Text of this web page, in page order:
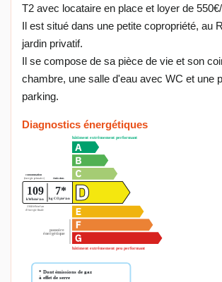
T2 avec locataire en place et loyer de
Il est situé dans une petite copropriété, au
jardin privatif.
Il se compose de sa pièce de vie et son
chambre, une salle d'eau avec WC et une
parking.
Diagnostics énergétiques